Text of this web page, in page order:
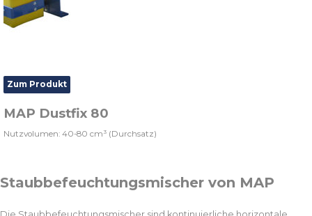
Zum Produkt
MAP Dustfix 80
Nutzvolumen: 40-80 cm³ (Durchsatz)
Staubbefeuchtungsmischer von MAP